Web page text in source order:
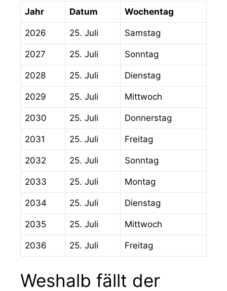
Jahr Datum Wochentag
2026 25. Juli Samstag
2027 25. Juli Sonntag
2028 25. Juli Dienstag
2029 25. Juli Mittwoch
2030 25. Juli Donnerstag
2031 25. Juli Freitag
2032 25. Juli Sonntag
2033 25. Juli Montag
2034 25. Juli Dienstag
2035 25. Juli Mittwoch
2036 25. Juli Freitag
Weshalb fällt der